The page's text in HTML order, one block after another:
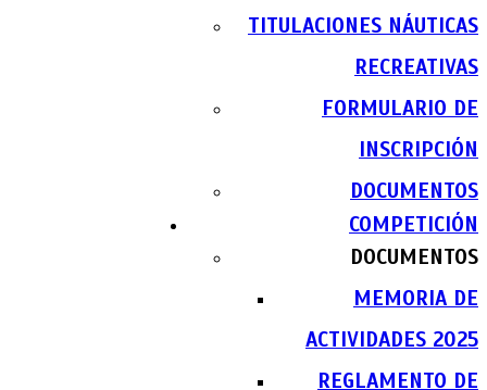
TITULACIONES NÁUTICAS
RECREATIVAS
FORMULARIO DE
INSCRIPCIÓN
DOCUMENTOS
COMPETICIÓN
DOCUMENTOS
MEMORIA DE
ACTIVIDADES 2025
REGLAMENTO DE